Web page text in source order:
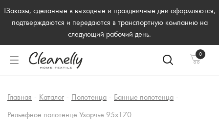
!Заказы, сделанные в выходные и праздничные дни оформляются,
подтверждаются и передаются в транспортную компанию на
следующий рабочий день.
0
Главная - Каталог - Полотенца - Банные полотенца -
Рельефное полотенце Узорчье 95х170